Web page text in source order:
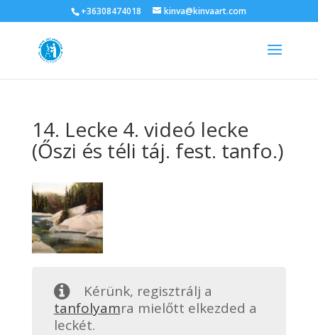
+36308474018 kinva@kinvaart.com
14. Lecke 4. videó lecke
(Őszi és téli táj. fest. tanfo.)
Kérünk, regisztrálj a
tanfolyamra mielőtt elkezded a
leckét.